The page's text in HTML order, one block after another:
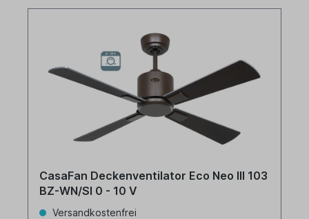
CasaFan Deckenventilator Eco Neo III 103
BZ-WN/SI 0 - 10 V
Versandkostenfrei